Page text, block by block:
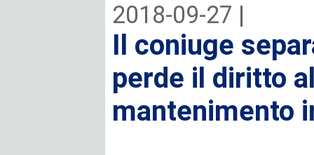
2018-09-27 |
Il coniuge
perde il diritto
mantenimento